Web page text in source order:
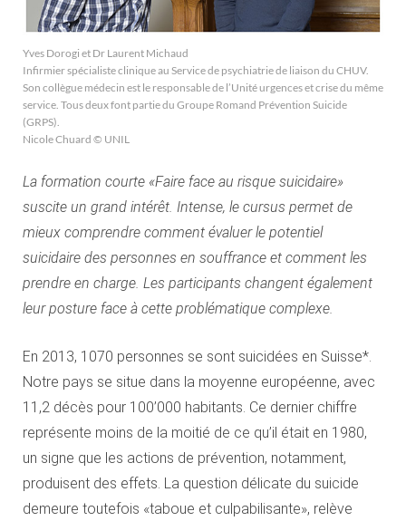
Yves Dorogi et Dr Laurent Michaud
Infirmier spécialiste clinique au Service de psychiatrie de liaison du CHUV.
Son collègue médecin est le responsable de l’Unité urgences et crise du même
service. Tous deux font partie du Groupe Romand Prévention Suicide
(GRPS).
Nicole Chuard © UNIL
La formation courte «Faire face au risque suicidaire»
suscite un grand intérêt. Intense, le cursus permet de
mieux comprendre comment évaluer le potentiel
suicidaire des personnes en souffrance et comment les
prendre en charge. Les participants changent également
leur posture face à cette problématique complexe.
En 2013, 1070 personnes se sont suicidées en Suisse*.
Notre pays se situe dans la moyenne européenne, avec
11,2 décès pour 100’000 habitants. Ce dernier chiffre
représente moins de la moitié de ce qu’il était en 1980,
un signe que les actions de prévention, notamment,
produisent des effets. La question délicate du suicide
demeure toutefois «taboue et culpabilisante», relève